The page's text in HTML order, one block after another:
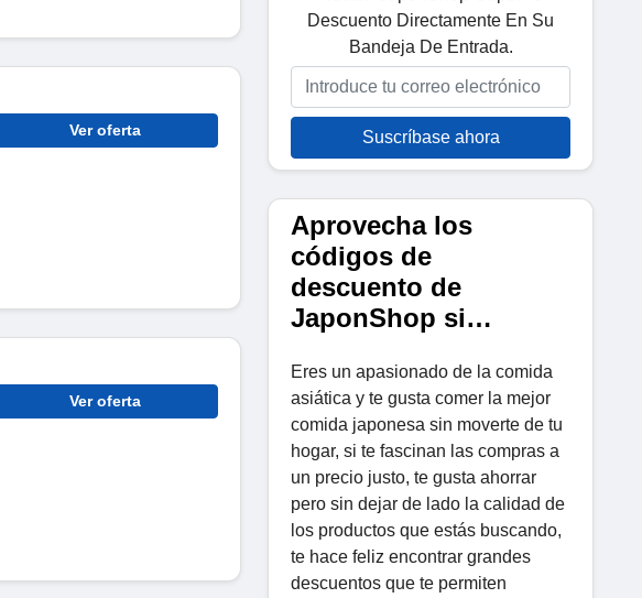
Ver oferta
Ver oferta
Descuento Directamente En Su
Bandeja De Entrada.
Suscríbase ahora
Aprovecha los
códigos de
descuento de
JaponShop si…
Eres un apasionado de la comida
asiática y te gusta comer la mejor
comida japonesa sin moverte de tu
hogar, si te fascinan las compras a
un precio justo, te gusta ahorrar
pero sin dejar de lado la calidad de
los productos que estás buscando,
te hace feliz encontrar grandes
descuentos que te permiten